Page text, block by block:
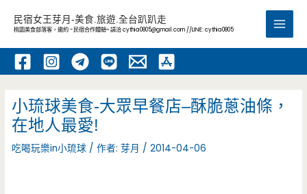
內
民宿女王芽月-美食.旅遊.全台趴趴走
桃園美食部落客，邀約 -民宿合作體驗~ 請洽cythia0805@gmail.com //LINE: cythia0805
Main
小琉球美食-大眾早餐店–酥脆蔥油條，
在地人最愛!
吃喝玩樂in小琉球 / 作者:芽月 /2014-04-06